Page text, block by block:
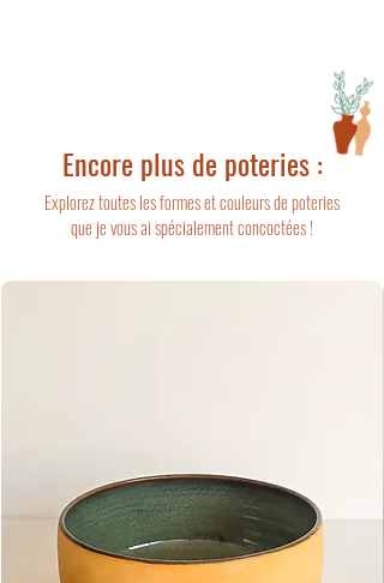
Encore plus de poteries :
Explorez toutes les formes et couleurs de poteries
que je vous ai spécialement concoctées !